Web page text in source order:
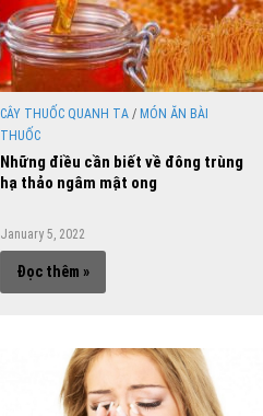
CÂY THUỐC QUANH TA / MÓN ĂN BÀI
THUỐC
Những điều cần biết về đông trùng
hạ thảo ngâm mật ong
January 5, 2022
Đọc thêm »